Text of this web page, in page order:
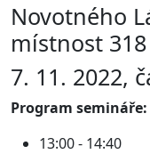
Novotného
místnost 318
7. 11. 2022,
Program semináře:
13:00 - 14:40